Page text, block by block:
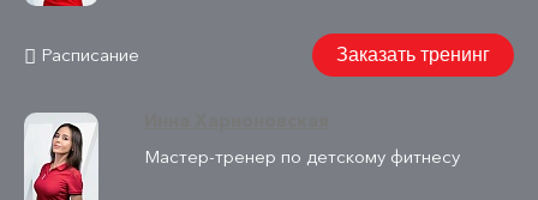
Расписание Заказать тренинг
Мастер-тренер по детскому фитнесу